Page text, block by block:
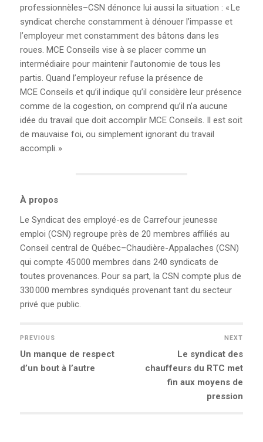
professionnèles–CSN dénonce lui aussi la situation : « Le
syndicat cherche constamment à dénouer l’impasse et
l’employeur met constamment des bâtons dans les
roues. MCE Conseils vise à se placer comme un
intermédiaire pour maintenir l’autonomie de tous les
partis. Quand l’employeur refuse la présence de
MCE Conseils et qu’il indique qu’il considère leur présence
comme de la cogestion, on comprend qu’il n’a aucune
idée du travail que doit accomplir MCE Conseils. Il est soit
de mauvaise foi, ou simplement ignorant du travail
accompli. »
À propos
Le Syndicat des employé-es de Carrefour jeunesse
emploi (CSN) regroupe près de 20 membres affiliés au
Conseil central de Québec–Chaudière-Appalaches (CSN)
qui compte 45 000 membres dans 240 syndicats de
toutes provenances. Pour sa part, la CSN compte plus de
330 000 membres syndiqués provenant tant du secteur
privé que public.
NAVIGATION
PREVIOUS
Previous
post:
Un manque de respect
d’un bout à l’autre
NEXT
Next
post:
Le syndicat des
chauffeurs du RTC met
fin aux moyens de
pression
CONGRÈS 2025